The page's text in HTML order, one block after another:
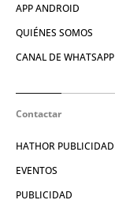
APP ANDROID
QUIÉNES SOMOS
CANAL DE WHATSAPP
Contactar
HATHOR PUBLICIDAD
EVENTOS
PUBLICIDAD